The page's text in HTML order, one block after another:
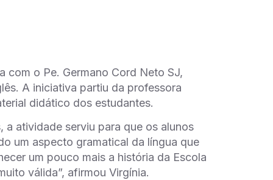
com o Pe. Germano Cord Neto SJ,
A iniciativa partiu da professora
didático dos estudantes.
atividade serviu para que os alunos
um aspecto gramatical da língua que
um pouco mais a história da Escola
válida”, afirmou Virgínia.